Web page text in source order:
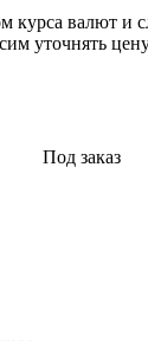
курса валют и
уточнять
Под заказ